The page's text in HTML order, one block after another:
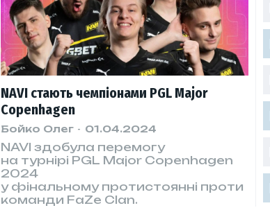
NAVI стають чемпіонами PGL Major
Copenhagen
Бойко Олег - 01.04.2024
NAVI здобула перемогу
на турнірі PGL Major Copenhagen
2024
у фінальному протистоянні проти
команди FaZe Clan.